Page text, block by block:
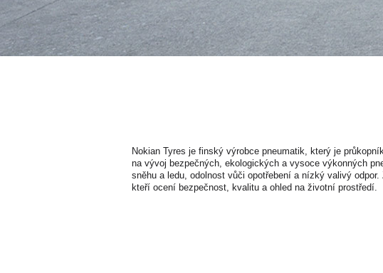
Nokian Tyres je finský výrobce pneumatik, který je
na vývoj bezpečných, ekologických a vysoce výkonných
sněhu a ledu, odolnost vůči opotřebení a nízký valivý
kteří ocení bezpečnost, kvalitu a ohled na životní prostředí.